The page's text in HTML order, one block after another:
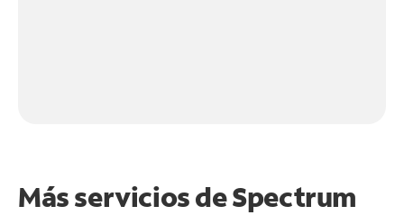
Más servicios de Spectrum